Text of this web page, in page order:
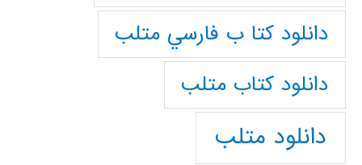
دانلود كتا ب فارسي متلب
دانلود كتاب متلب
دانلود متلب